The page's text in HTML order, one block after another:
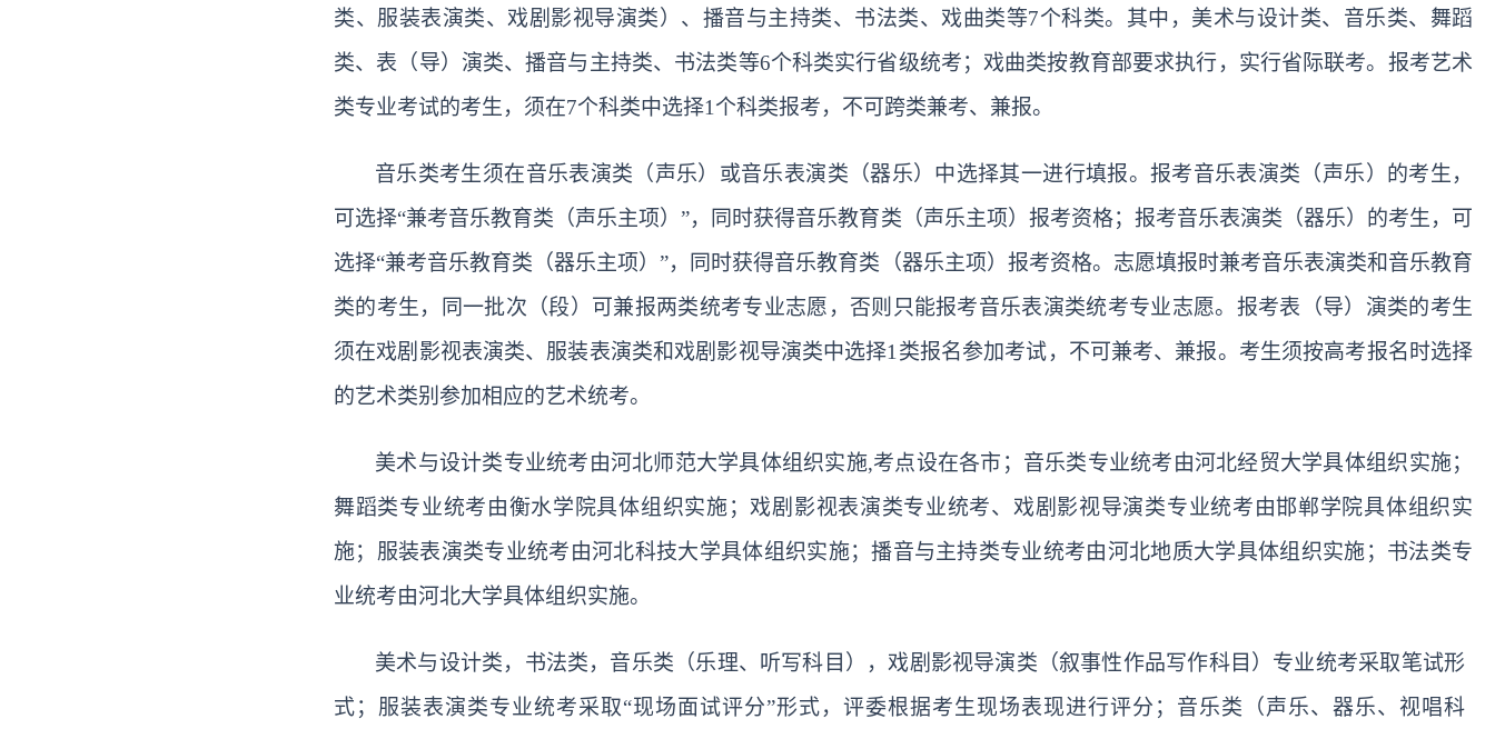
类、服装表演类、戏剧影视导演类）、播音与主持类、书法类、戏曲类等7个科类。其中，美术与设计类、音乐类、舞蹈
类、表（导）演类、播音与主持类、书法类等6个科类实行省级统考；戏曲类按教育部要求执行，实行省际联考。报考艺术
类专业考试的考生，须在7个科类中选择1个科类报考，不可跨类兼考、兼报。
音乐类考生须在音乐表演类（声乐）或音乐表演类（器乐）中选择其一进行填报。报考音乐表演类（声乐）的考生，
可选择“兼考音乐教育类（声乐主项）”，同时获得音乐教育类（声乐主项）报考资格；报考音乐表演类（器乐）的考生，可
选择“兼考音乐教育类（器乐主项）”，同时获得音乐教育类（器乐主项）报考资格。志愿填报时兼考音乐表演类和音乐教育
类的考生，同一批次（段）可兼报两类统考专业志愿，否则只能报考音乐表演类统考专业志愿。 报考表（导）演类的考生
须在戏剧影视表演类、服装表演类和戏剧影视导演类中选择1类报名参加考试，不可兼考、兼报。 考生须按高考报名时选择
的艺术类别参加相应的艺术统考。
美术与设计类专业统考由河北师范大学具体组织实施,考点设在各市；音乐类专业统考由河北经贸大学具体组织实施；
舞蹈类专业统考由衡水学院具体组织实施；戏剧影视表演类专业统考、戏剧影视导演类专业统考由邯郸学院具体组织实
施；服装表演类专业统考由河北科技大学具体组织实施；播音与主持类专业统考由河北地质大学具体组织实施；书法类专
业统考由河北大学具体组织实施。
美术与设计类，书法类，音乐类（乐理、听写科目），戏剧影视导演类（叙事性作品写作科目） 专业统考采取笔试形
式；服装表演类专业统考采取“现场面试评分”形式，评委根据考生现场表现进行评分；音乐类（声乐、器乐、视唱科